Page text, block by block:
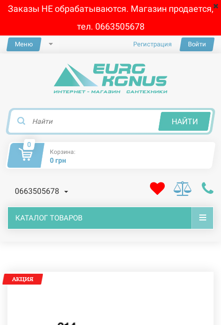
Заказы НЕ обрабатываются. Магазин продается,
тел. 0663505678
Меню Регистрация Войти
НАЙТИ
0
Корзина:
0 грн
0663505678
КАТАЛОГ ТОВАРОВ